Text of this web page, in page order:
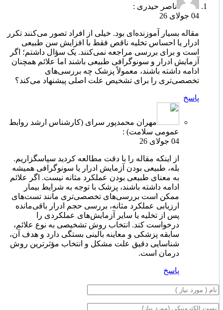
ناصر حیدری :
04 جولای 26
مقاله بسیار آموزنده‌ای بود. خیلی از افراد تصور می‌کنند تکرر
ادرار یا احساس تخلیه ناقص فقط با افزایش سن طبیعی
است و برای بررسی مراجعه نمی‌کنند. یک سؤال داشتم؛ اگر
آزمایش ادرار و سونوگرافی طبیعی باشند اما علائم همچنان
ادامه داشته باشند، معمولاً پزشک چه بررسی‌های
تخصصی‌تری را برای تشخیص علت اصلی پیشنهاد می‌کند؟
پاسخ
مهران محمدپور سرای (کارشناس ارشد روابط
عمومی سلامت) :
04 جولای 26
از اینکه مقاله را با دقت مطالعه کردید سپاسگزاریم.
بله، طبیعی بودن آزمایش ادرار یا سونوگرافی همیشه
به معنای طبیعی بودن عملکرد مثانه نیست. اگر علائم
ادامه داشته باشند، پزشک با توجه به شرایط بیمار
ممکن است بررسی‌های تخصصی‌تری مانند تست‌های
ارزیابی عملکرد مثانه، بررسی حجم ادرار باقی‌مانده
پس از تخلیه یا سایر آزمایش‌های عملکردی را
درخواست کند. انتخاب روش تشخیصی به نوع علائم،
سابقه پزشکی و معاینه بالینی بستگی دارد و هدف آن،
شناسایی دقیق علت مشکل و انتخاب مؤثرترین روش
درمان است.
پاسخ